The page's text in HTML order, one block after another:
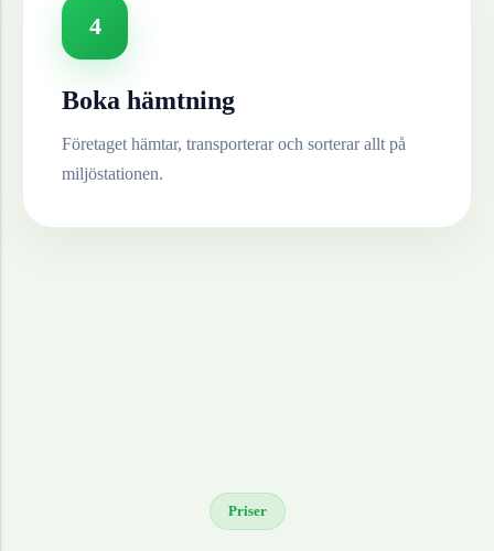
4
Boka hämtning
Företaget hämtar, transporterar och sorterar allt på
miljöstationen.
Priser